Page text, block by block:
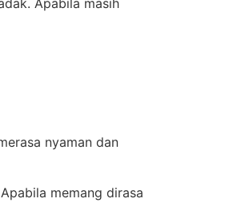
Apabila masih
nyaman dan
memang dirasa